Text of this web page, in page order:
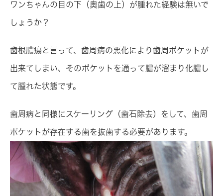
ワンちゃんの目の下（奥歯の上）が腫れた経験は無いで
しょうか？
歯根膿瘍と言って、歯周病の悪化により歯周ポケットが
出来てしまい、そのポケットを通って膿が溜まり化膿し
て腫れた状態です。
歯周病と同様にスケーリング（歯石除去）をして、歯周
ポケットが存在する歯を抜歯する必要があります。